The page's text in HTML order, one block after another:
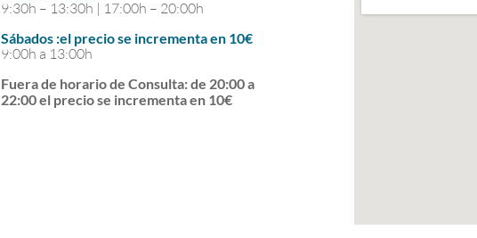
9:30h – 13:30h | 17:00h – 20:00h
Sábados :el precio se incrementa en 10€
9:00h a 13:00h
Fuera de horario de Consulta: de 20:00 a
22:00 el precio se incrementa en 10€